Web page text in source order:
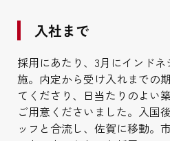
入社まで
採用にあたり、3月にインド
施。内定から受け入れまでの
てくださり、日当たりのよい
ご用意くださいました。入国
ッフと合流し、佐賀に移動。